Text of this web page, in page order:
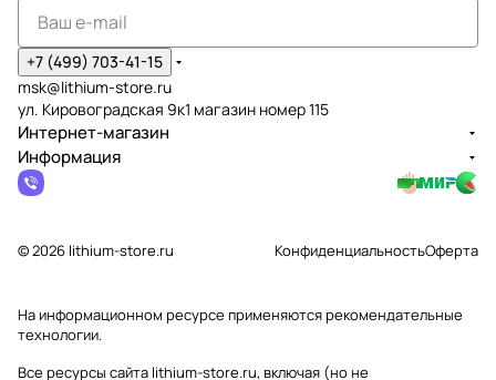
+7 (499) 703-41-15
msk@lithium-store.ru
ул. Кировоградская 9к1 магазин номер 115
Интернет-магазин
Информация
© 2026 lithium-store.ru КонфиденциальностьОферта
На информационном ресурсе применяютсярекомендательные
технологии.
Все ресурсы сайта lithium-store.ru, включая (но не